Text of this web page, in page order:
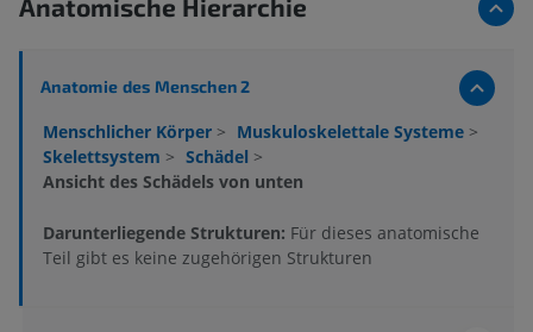
Anatomische Hierarchie
Anatomie des Menschen 2
Menschlicher Körper > Muskuloskelettale Systeme >
Skelettsystem > Schädel >
Ansicht des Schädels von unten
Darunterliegende Strukturen: Für dieses anatomische
Teil gibt es keine zugehörigen Strukturen